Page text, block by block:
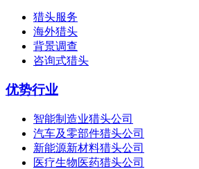
猎头服务
海外猎头
背景调查
咨询式猎头
优势行业
智能制造业猎头公司
汽车及零部件猎头公司
新能源新材料猎头公司
医疗生物医药猎头公司